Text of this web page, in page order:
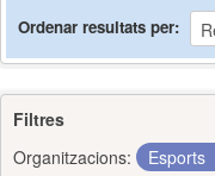
Ordenar resultats per
Filtres
Organitzacions:
Esports